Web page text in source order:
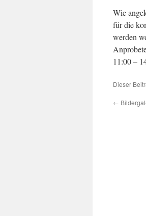
Wie
für die
werden
11:00 –
Dieser
←